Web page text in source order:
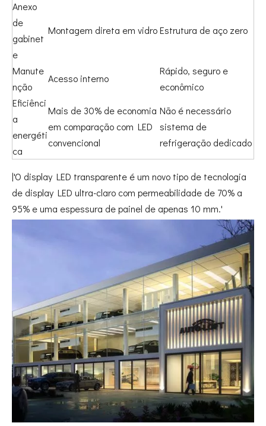
Anexo
de
gabinet
e
Montagem direta em vidroEstrutura de aço zero
Manute
nção
Acesso interno
Rápido, seguro e
econômico
Eficiênci
a
energéti
ca
Mais de 30% de economia
em comparação com LED
convencional
Não é necessário
sistema de
refrigeração dedicado
|'O display LED transparente é um novo tipo de tecnologia
de display LED ultra-claro com permeabilidade de 70% a
95% e uma espessura de painel de apenas 10 mm.'